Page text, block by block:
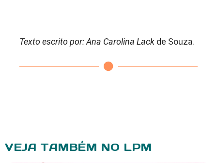
Texto escrito por: Ana Carolina Lack de Souza.
VEJA TAMBÉM NO LPM